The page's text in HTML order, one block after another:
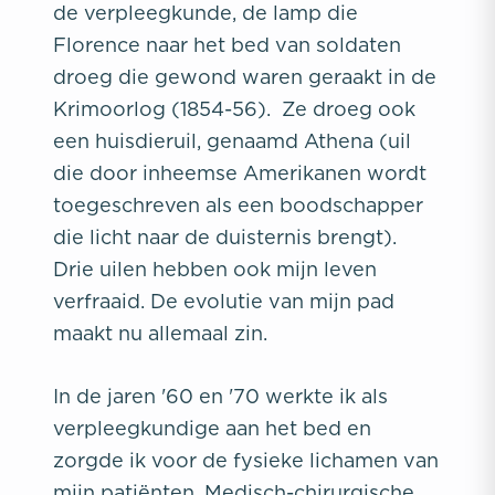
de verpleegkunde, de lamp die
Florence naar het bed van soldaten
droeg die gewond waren geraakt in de
Krimoorlog (1854-56). Ze droeg ook
een huisdieruil, genaamd Athena (uil
die door inheemse Amerikanen wordt
toegeschreven als een boodschapper
die licht naar de duisternis brengt).
Drie uilen hebben ook mijn leven
verfraaid. De evolutie van mijn pad
maakt nu allemaal zin.
In de jaren '60 en '70 werkte ik als
verpleegkundige aan het bed en
zorgde ik voor de fysieke lichamen van